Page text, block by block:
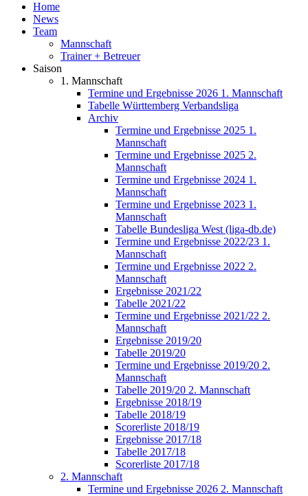
Home
News
Team
Mannschaft
Trainer + Betreuer
Saison
1. Mannschaft
Termine und Ergebnisse 2026 1. Mannschaft
Tabelle Württemberg Verbandsliga
Archiv
Termine und Ergebnisse 2025 1.
Mannschaft
Termine und Ergebnisse 2025 2.
Mannschaft
Termine und Ergebnisse 2024 1.
Mannschaft
Termine und Ergebnisse 2023 1.
Mannschaft
Tabelle Bundesliga West (liga-db.de)
Termine und Ergebnisse 2022/23 1.
Mannschaft
Termine und Ergebnisse 2022 2.
Mannschaft
Ergebnisse 2021/22
Tabelle 2021/22
Termine und Ergebnisse 2021/22 2.
Mannschaft
Ergebnisse 2019/20
Tabelle 2019/20
Termine und Ergebnisse 2019/20 2.
Mannschaft
Tabelle 2019/20 2. Mannschaft
Ergebnisse 2018/19
Tabelle 2018/19
Scorerliste 2018/19
Ergebnisse 2017/18
Tabelle 2017/18
Scorerliste 2017/18
2. Mannschaft
Termine und Ergebnisse 2026 2. Mannschaft